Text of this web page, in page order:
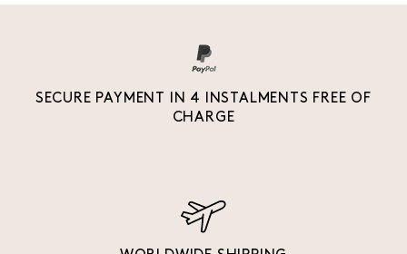
SECURE PAYMENT IN 4 INSTALMENTS FREE OF
CHARGE